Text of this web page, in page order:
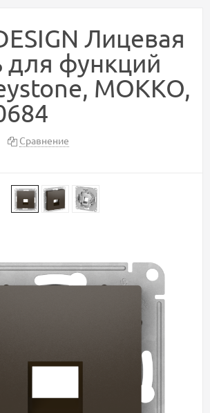
Лицевая
для функций
МОККО,
Сравнение